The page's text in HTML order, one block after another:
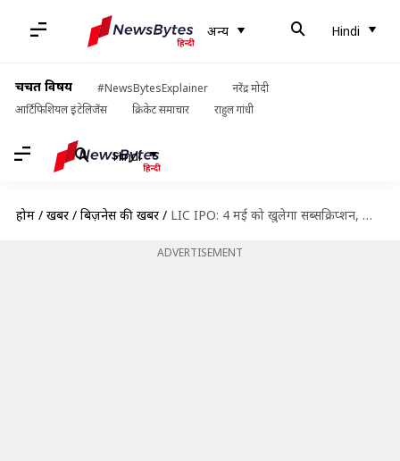
अन्य Hindi
चर्चित विषय #NewsBytesExplainer
नरेंद्र मोदी
आर्टिफिशियल इंटेलिजेंस
क्रिकेट समाचार राहुल गांधी
Hindi
होम / खबरें / बिज़नेस की खबरें / LIC IPO: 4 मई को खुलेगा सब्सक्रिप्शन, जानिए प्राइस बैंड और अन्य जरुरी बातें
ADVERTISEMENT